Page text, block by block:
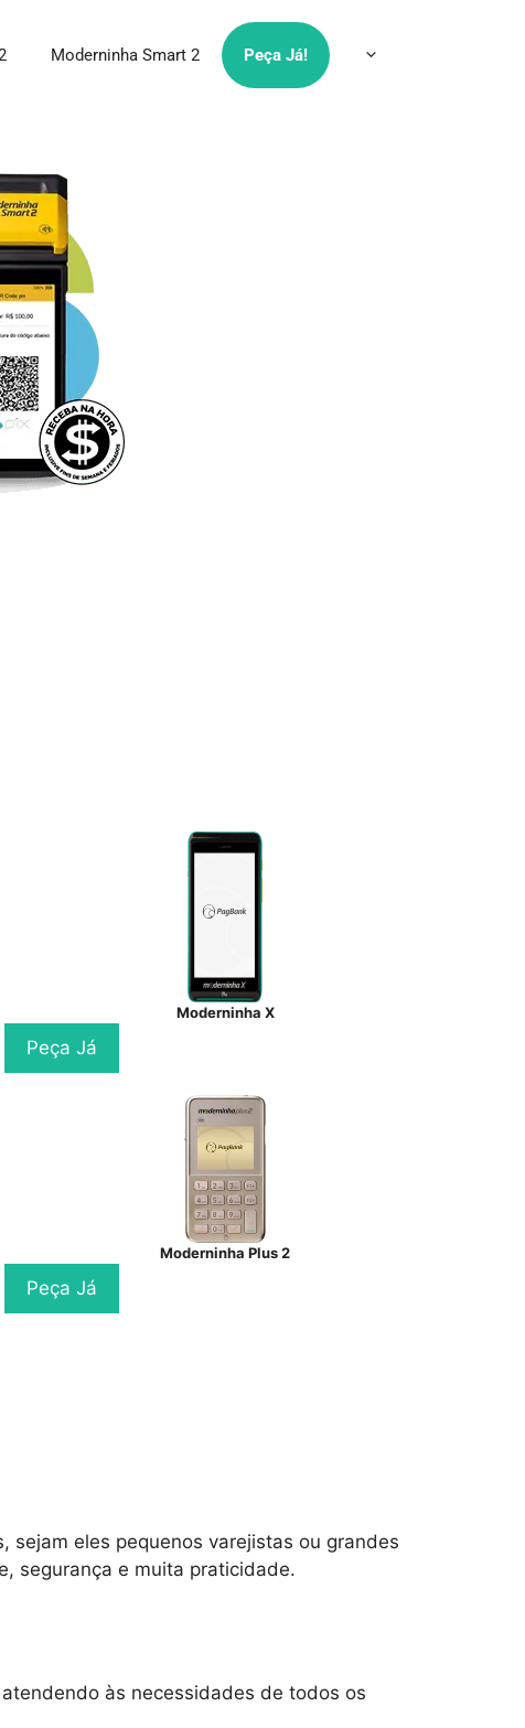
Moderninha Smart 2 Peça Já!
Moderninha X
Peça Já
Moderninha Plus 2
Peça Já
sejam eles pequenos varejistas ou grandes
segurança e muita praticidade.
às necessidades de todos os